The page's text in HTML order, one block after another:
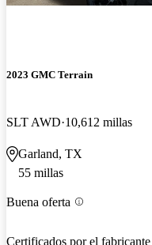
2023 GMC Terrain
SLT AWD 10,612 millas
Garland, TX
55 millas
Buena oferta
Certificados por el fabricante